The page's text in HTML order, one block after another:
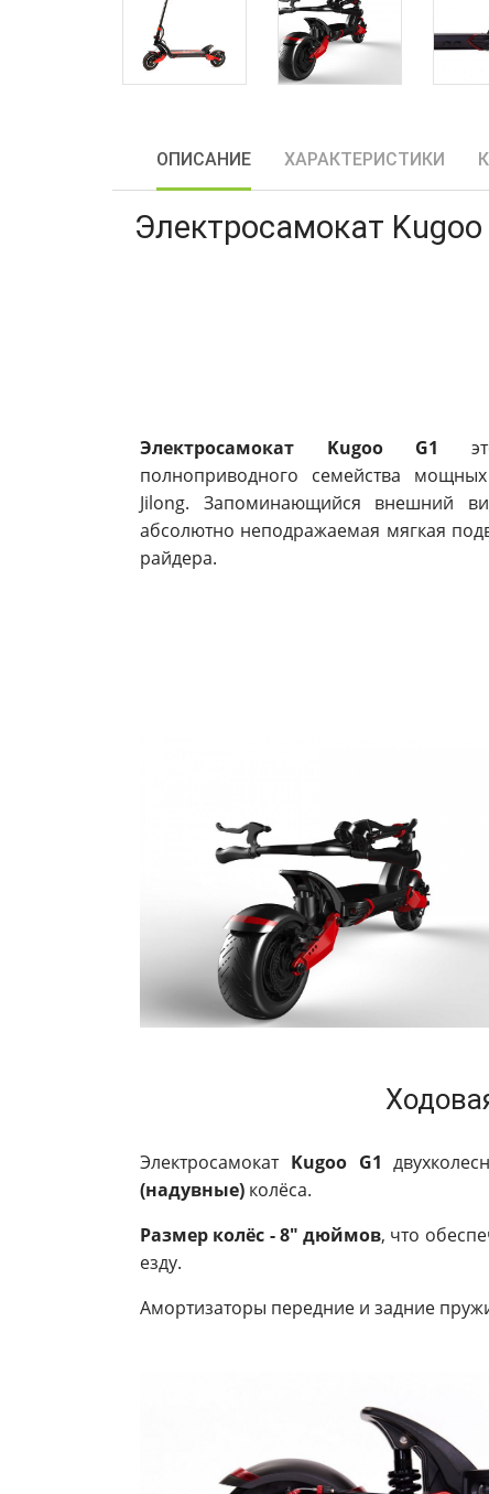
ОПИСАНИЕ ХАРАКТЕРИСТИКИ
Электросамокат
Электросамокат Kugoo G1
полноприводного семейства
Jilong. Запоминающийся внешний
абсолютно неподражаемая мягкая
райдера.
Электросамокат Kugoo G1
(надувные) колёса.
Размер колёс - 8" дюймов, что
езду.
Амортизаторы передние и задние